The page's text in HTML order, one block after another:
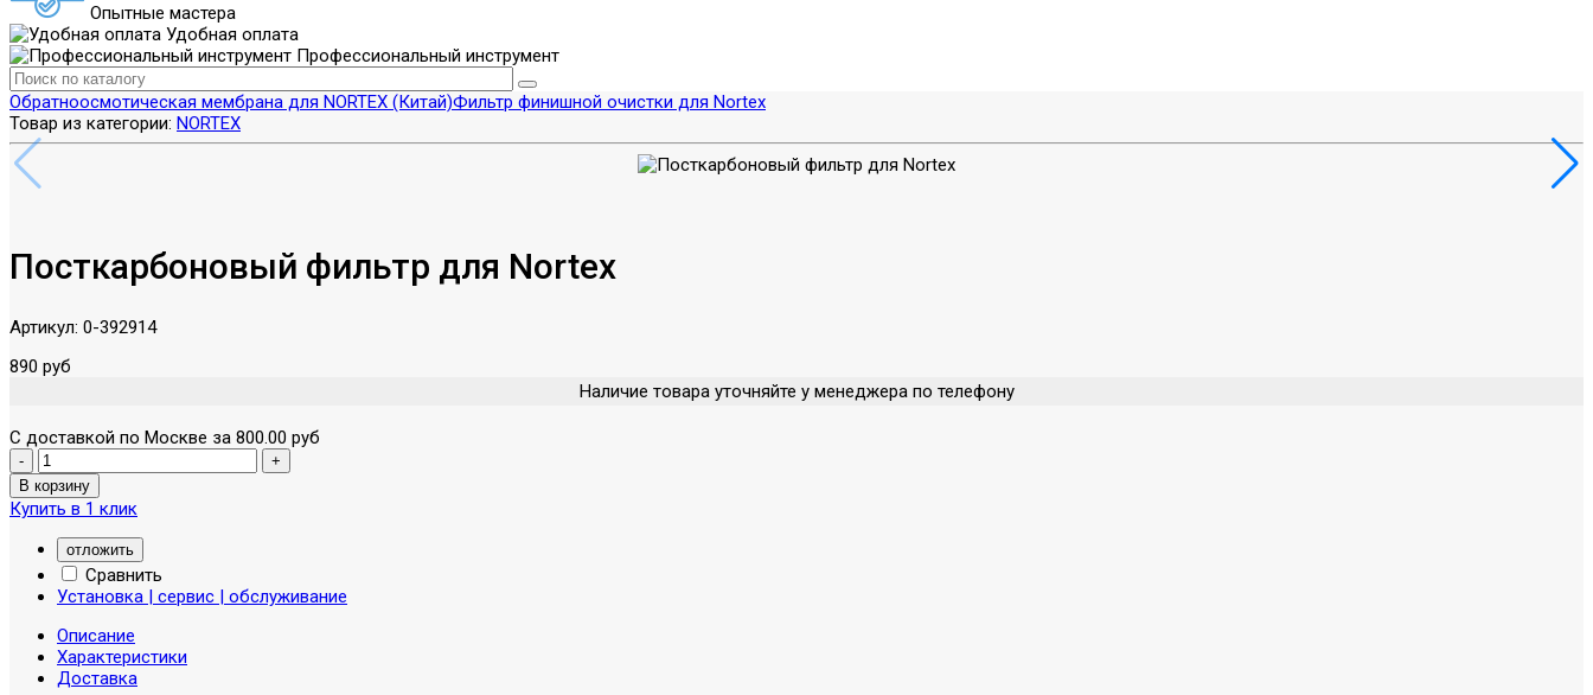
Опытные мастера
Удобная оплата
Профессиональный инструмент
Обратноосмотическая мембрана для NORTEX (Китай)Фильтр финишной очистки для Nortex
Товар из категории: NORTEX
Посткарбоновый фильтр для Nortex
Артикул: 0-392914
890 руб
Наличие товара уточняйте у менеджера по телефону
С доставкой по Москве за 800.00 руб
Купить в 1 клик
отложить
Сравнить
Установка | сервис | обслуживание
Описание
Характеристики
Доставка